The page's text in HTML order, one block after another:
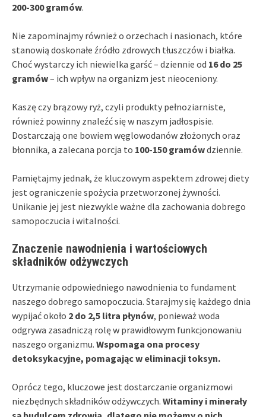
200-300 gramów.
Nie zapominajmy również o orzechach i nasionach, które
stanowią doskonałe źródło zdrowych tłuszczów i białka.
Choć wystarczy ich niewielka garść – dziennie od 16 do 25
gramów– ich wpływ na organizm jest nieoceniony.
Kaszę czy brązowy ryż, czyli produkty pełnoziarniste,
również powinny znaleźć się w naszym jadłospisie.
Dostarczają one bowiem węglowodanów złożonych oraz
błonnika, a zalecana porcja to 100-150 gramówdziennie.
Pamiętajmy jednak, że kluczowym aspektem zdrowej diety
jest ograniczenie spożycia przetworzonej żywności.
Unikanie jej jest niezwykle ważne dla zachowania dobrego
samopoczucia i witalności.
Znaczenie nawodnienia i wartościowych
składników odżywczych
Utrzymanie odpowiedniego nawodnienia to fundament
naszego dobrego samopoczucia. Starajmy się każdego dnia
wypijać około 2 do 2,5 litra płynów, ponieważ woda
odgrywa zasadniczą rolę w prawidłowym funkcjonowaniu
naszego organizmu. Wspomaga ona procesy
detoksykacyjne, pomagając w eliminacji toksyn.
Oprócz tego, kluczowe jest dostarczanie organizmowi
niezbędnych składników odżywczych. Witaminy i minerały